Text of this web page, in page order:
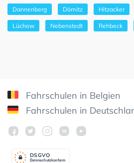
Dannenberg Dömitz Hitzacker
Lüchow Nebenstedt Rehbeck
Fahrschulen in Belgien
Fahrschulen in
Datenschutzkonform
DSGVO